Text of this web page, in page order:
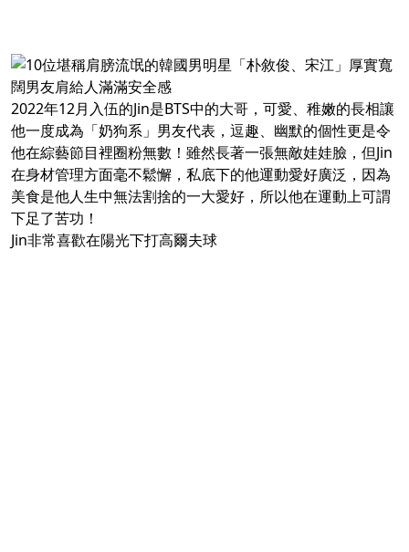
2022年12月入伍的Jin是BTS中的大哥，可愛、稚嫩的長相讓
他一度成為「奶狗系」男友代表，逗趣、幽默的個性更是令
他在綜藝節目裡圈粉無數！雖然長著一張無敵娃娃臉，但Jin
在身材管理方面毫不鬆懈，私底下的他運動愛好廣泛，因為
美食是他人生中無法割捨的一大愛好，所以他在運動上可謂
下足了苦功！
Jin非常喜歡在陽光下打高爾夫球